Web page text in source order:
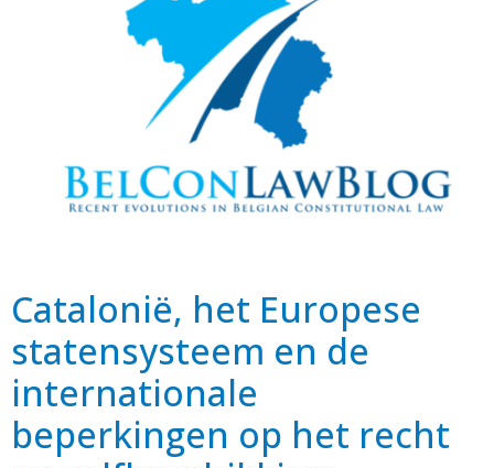
Catalonië, het Europese
statensysteem en de
internationale
beperkingen op het recht